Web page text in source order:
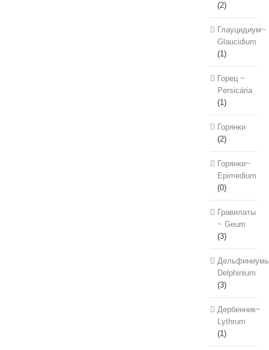
(2)
Глауцидиум~
Glaucidium
(1)
Горец ~
Persicária
(1)
Горянки
(2)
Горянки~
Epimedium
(0)
Гравилаты
~ Geum
(3)
Delphinium
(3)
Дербенник~
Lythrum
(1)